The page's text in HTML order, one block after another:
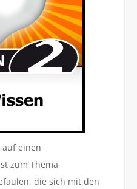
einen
zum Thema
die sich mit den